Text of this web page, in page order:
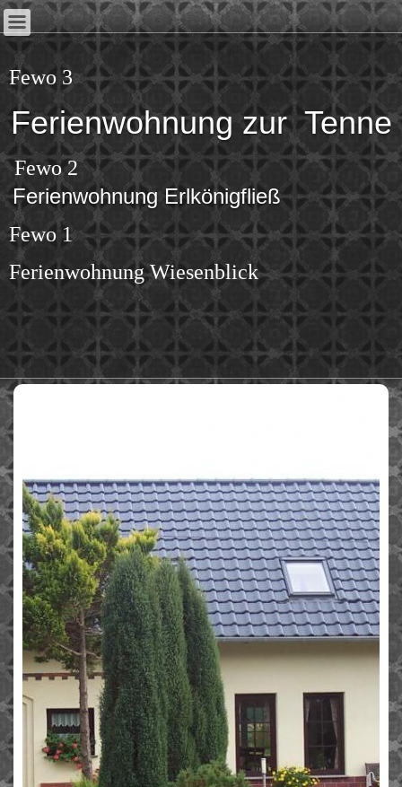
Fewo 3
Ferienwohnung zur Tenne
Fewo 2
Ferienwohnung Erlkönigfließ
Fewo 1
Ferienwohnung Wiesenblick